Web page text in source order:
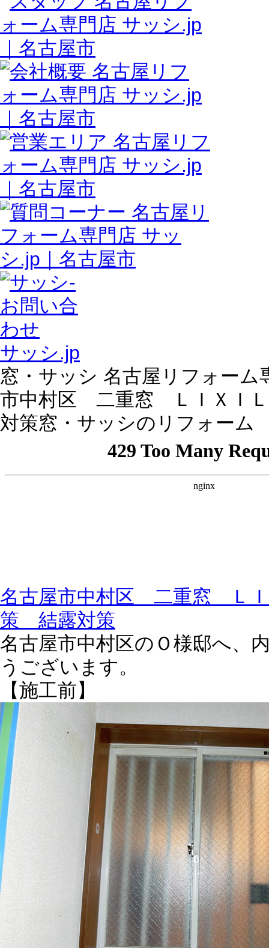
サッシ.jp
窓・サッシ 名古屋リフォーム
市中村区 二重窓 ＬＩＸＩ
対策窓・サッシのリフォーム
名古屋市中村区 二重窓 Ｌ
策 結露対策
名古屋市中村区のＯ様邸へ、
うございます。
【施工前】